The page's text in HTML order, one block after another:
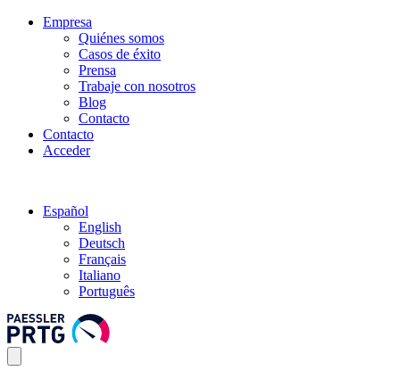
Empresa
Quiénes somos
Casos de éxito
Prensa
Trabaje con nosotros
Blog
Contacto
Contacto
Acceder
Español
English
Deutsch
Français
Italiano
Português